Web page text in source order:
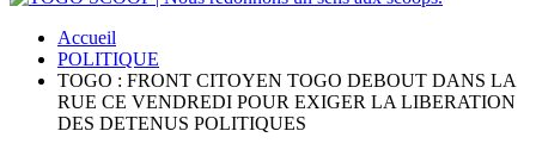
Accueil
POLITIQUE
TOGO : FRONT CITOYEN TOGO DEBOUT DANS LA
RUE CE VENDREDI POUR EXIGER LA LIBERATION
DES DETENUS POLITIQUES